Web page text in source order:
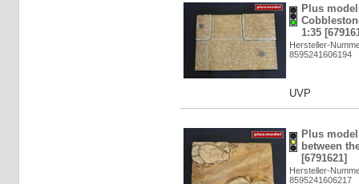
Plus
1:35
Hersteller-
8595241606194
UVP
Plus
between
[6791621]
Hersteller-
8595241606217